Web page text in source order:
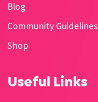
Blog
Community Guidelines
Shop
Useful Links